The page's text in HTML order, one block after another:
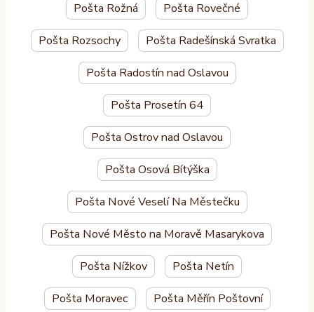
Pošta Rožná Pošta Rovečné
Pošta Rozsochy Pošta Radešínská Svratka
Pošta Radostín nad Oslavou
Pošta Prosetín 64
Pošta Ostrov nad Oslavou
Pošta Osová Bítýška
Pošta Nové Veselí Na Městečku
Pošta Nové Město na Moravě Masarykova
Pošta Nížkov Pošta Netín
Pošta Moravec Pošta Měřín Poštovní